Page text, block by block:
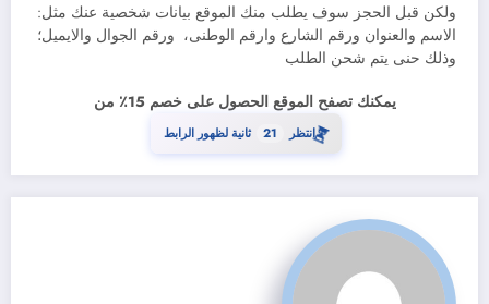
ولكن قبل الحجز سوف يطلب منك الموقع بيانات شخصية عنك مثل:
الاسم والعنوان ورقم الشارع وارقم الوطنى، ورقم الجوال والايميل؛
وذلك حنى يتم شحن الطلب
يمكنك تصفح الموقع الحصول على خصم 15٪ من
⏳انتظر 20 ثانية لظهور الرابط